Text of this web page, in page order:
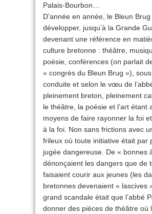
Palais-Bourbon…
D’année en année, le Bleun
développer, jusqu’à la Grande
devenant une référence en
culture bretonne : théâtre,
poésie, conférences (on parlait
« congrès du Bleun Brug »),
conduite et selon le vœu de
pleinement breton, pleinement
le théâtre, la poésie et l’art étant
moyens de faire rayonner la foi
à la foi. Non sans frictions avec
frileux où toute initiative était par
jugée dangereuse. De « bonnes
dénonçaient les dangers que de
faisaient courir aux jeunes (les
bretonnes devenaient « lascives
grand scandale était que l’abbé
donner des pièces de théâtre où